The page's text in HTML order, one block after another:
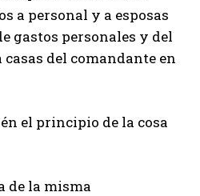
a personal y a esposas
gastos personales y del
del comandante en
el principio de la cosa
de la misma